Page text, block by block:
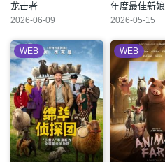
龙击者
2026-06-09
年度最佳新娘
2026-05-15
WEB WEB